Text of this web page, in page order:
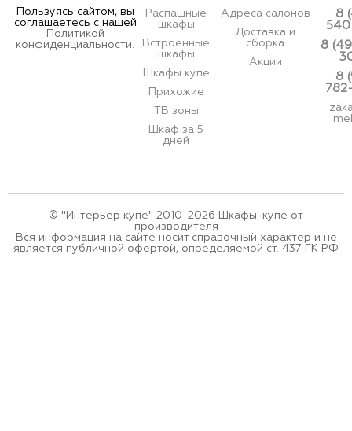
Пользуясь сайтом, вы
соглашаетесь с нашей
Политикой
конфиденциальности.
Распашные
шкафы
Встроенные
шкафы
Шкафы купе
Прихожие
ТВ зоны
Шкаф за 5
дней
Адреса салонов
Доставка и
сборка
Акции
8
8
8
© "Интерьер купе" 2010-2026 Шкафы-купе от
производителя
Вся информация на сайте носит справочный характер и не
является публичной офертой, определяемой ст. 437 ГК РФ